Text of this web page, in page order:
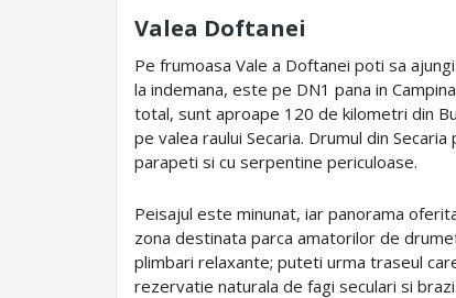
Valea Doftanei
Pe frumoasa Vale a Doftanei poti sa
la indemana, este pe DN1 pana in
total, sunt aproape 120 de kilometri din
pe valea raului Secaria. Drumul din
parapeti si cu serpentine periculoase.
Peisajul este minunat, iar panorama
zona destinata parca amatorilor de
plimbari relaxante; puteti urma traseul
rezervatie naturala de fagi seculari si